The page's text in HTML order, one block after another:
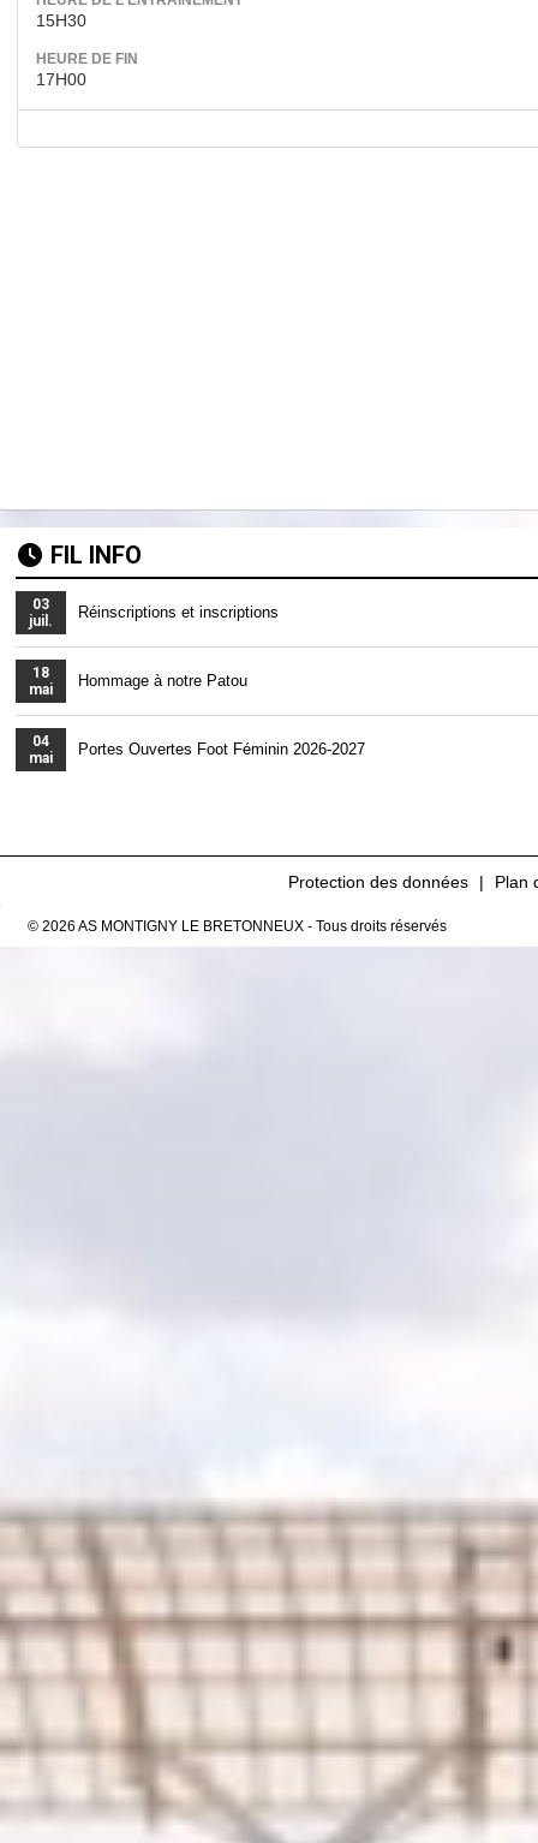
15H30
HEURE DE FIN
17H00
FIL INFO
03
juil.
Réinscriptions et inscriptions
18
mai
Hommage à notre Patou
04
mai
Portes Ouvertes Foot Féminin 2026-2027
Protection des données Plan
© 2026 AS MONTIGNY LE BRETONNEUX - Tous droits réservés